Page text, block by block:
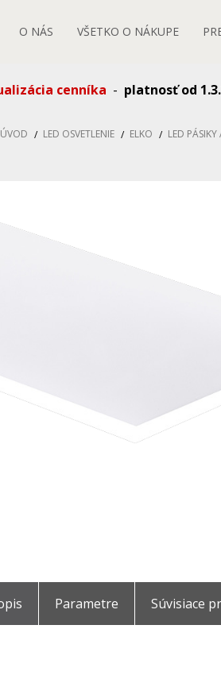
O NÁS VŠETKO O NÁKUPE
cenníka - platnosť od
ÚVOD LED OSVETLENIE ELKO LED PÁSIKY
Parametre Súvisiace